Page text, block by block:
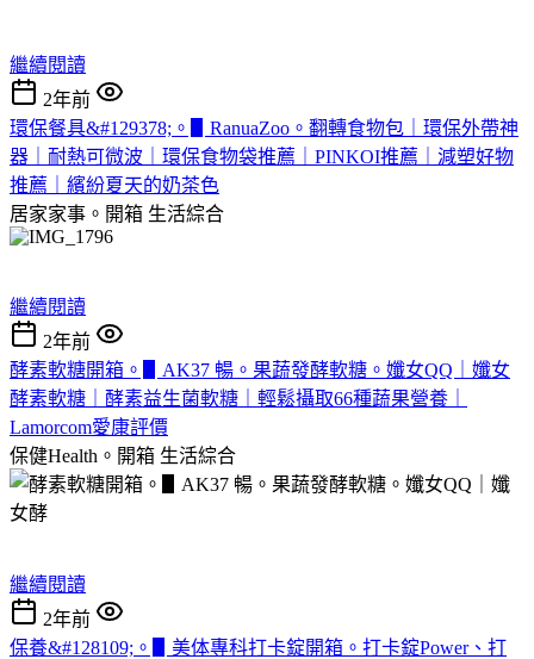
繼續閱讀
2年前
環保餐具&#129378;。▋RanuaZoo。翻轉食物包｜環保外帶神
器｜耐熱可微波｜環保食物袋推薦｜PINKOI推薦｜減塑好物
推薦｜繽紛夏天的奶茶色
居家家事。開箱 生活綜合
繼續閱讀
2年前
酵素軟糖開箱。▋AK37 暢。果蔬發酵軟糖。孅女QQ｜孅女
酵素軟糖｜酵素益生菌軟糖｜輕鬆攝取66種蔬果營養｜
Lamorcom愛康評價
保健Health。開箱 生活綜合
繼續閱讀
2年前
保養&#128109;。▋美体專科打卡錠開箱。打卡錠Power、打